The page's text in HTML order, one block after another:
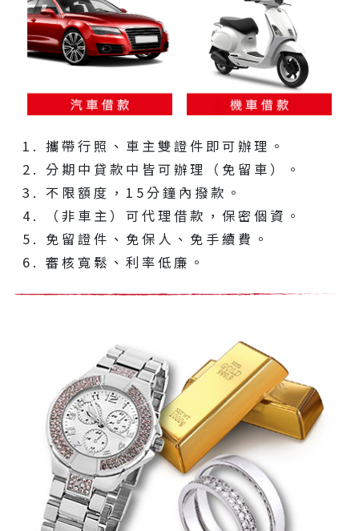
攜帶行照、車主雙證件即可辦理。
分期中貸款中皆可辦理（免留車）。
不限額度，15分鐘內撥款。
（非車主）可代理借款，保密個資。
免留證件、免保人、免手續費。
審核寬鬆、利率低廉。